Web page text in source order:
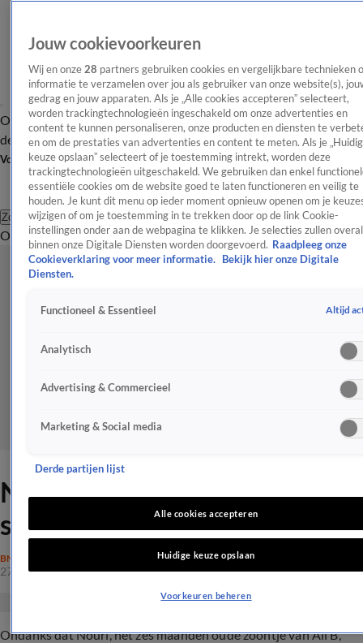
OverzichtAfleveringen Entertainment TV Algemeen
Tip
de redactieNieuwsbrief
Volg Shownieuws
Zoeken
OverzichtEntertainmentSpraakmakendRealityCrimeVideo's
Nouri houdt Ali B uit zijn
slaap
BN'ERS
27 feb 2019, 10:10
Ondanks dat Nouri, het zes maanden oude zoontje van Ali B,
Jouw cookievoorkeuren
Wij en onze 28 partners gebruiken cookies en vergelijkbare technieken
informatie te verzamelen over jou als gebruiker van onze website(s),
gedrag en jouw apparaten. Als je „Alle cookies accepteren” selecteert,
worden trackingtechnologieën ingeschakeld om onze advertenties en
content te kunnen personaliseren, onze producten en diensten te
en om de prestaties van advertenties en content te meten. Als je
keuze opslaan” selecteert of je toestemming intrekt, worden deze
trackingtechnologieën uitgeschakeld. We gebruiken dan enkel
essentiële cookies om de website goed te laten functioneren en veilig te
houden. Je kunt dit menu op ieder moment opnieuw openen om je
wijzigen of om je toestemming in te trekken door op de link Cookie-
instellingen onder aan de webpagina te klikken. Je selecties zullen overal
binnen onze Digitale Diensten worden doorgevoerd. Raadpleeg onze
Cookieverklaring voor meer informatie.
Bekijk hier onze Digitale
Diensten.
Functioneel & Essentieel Altijd
Analytisch
Advertising & Commercieel
Marketing & Social media
Derde partijen lijst
Alle cookies accepteren
Huidige keuze opslaan
Voorkeuren beheren